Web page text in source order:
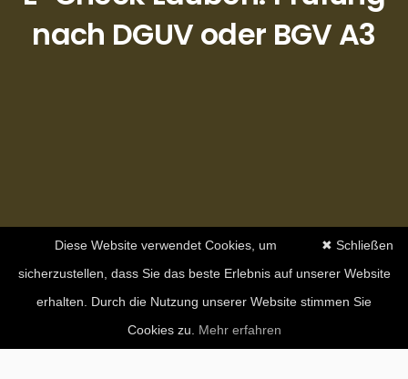
nach DGUV oder BGV A3
✖ Schließen
Diese Website verwendet Cookies, um
sicherzustellen, dass Sie das beste Erlebnis auf unserer Website
erhalten. Durch die Nutzung unserer Website stimmen Sie
Cookies zu. Mehr erfahren